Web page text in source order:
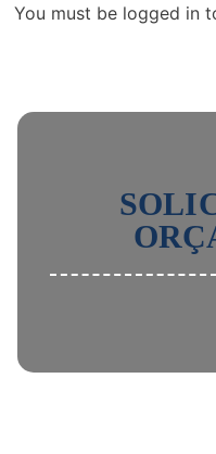
You must be logged in